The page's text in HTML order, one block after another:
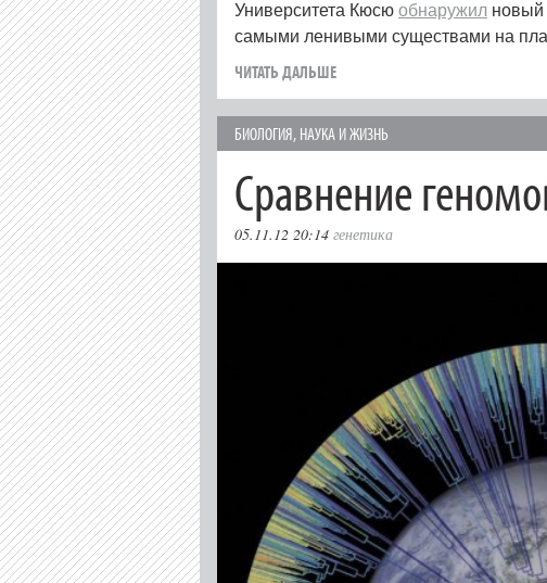
Университета Кюсю обнаружил новый
самыми ленивыми существами на
ЧИТАТЬ ДАЛЬШЕ
БИОЛОГИЯ, НАУКА И ЖИЗНЬ
Сравнение
05.11.12 20:14 генетика